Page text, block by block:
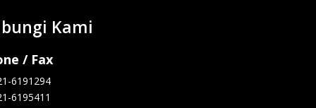
Kami
/ Fax
6191294
6195411